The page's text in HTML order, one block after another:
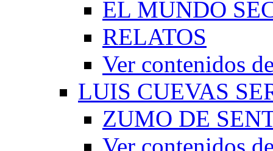
EL MUNDO
RELATOS
Ver contenidos
LUIS CUEVAS
ZUMO DE
Ver contenidos